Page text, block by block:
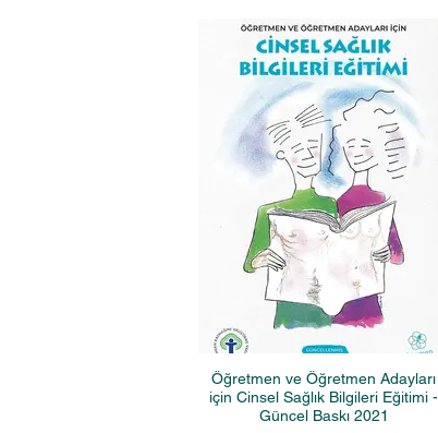
Öğretmen ve Öğretmen Adayları
için Cinsel Sağlık Bilgileri Eğitimi -
Güncel Baskı 2021